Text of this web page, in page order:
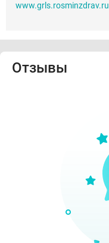
www.grls.rosminzdrav.ru
Отзывы